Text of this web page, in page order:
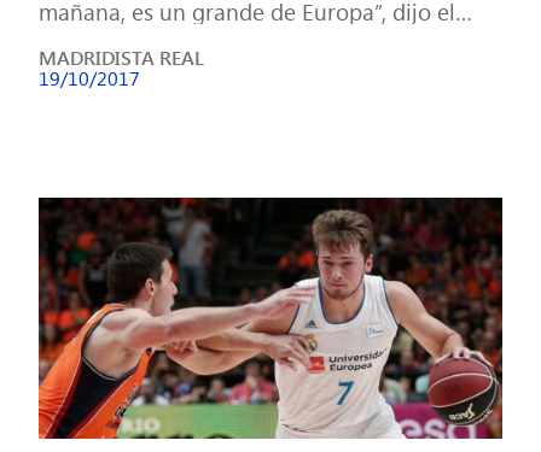
mañana, es un grande de Europa”, dijo el
MADRIDISTA REAL
19/10/2017